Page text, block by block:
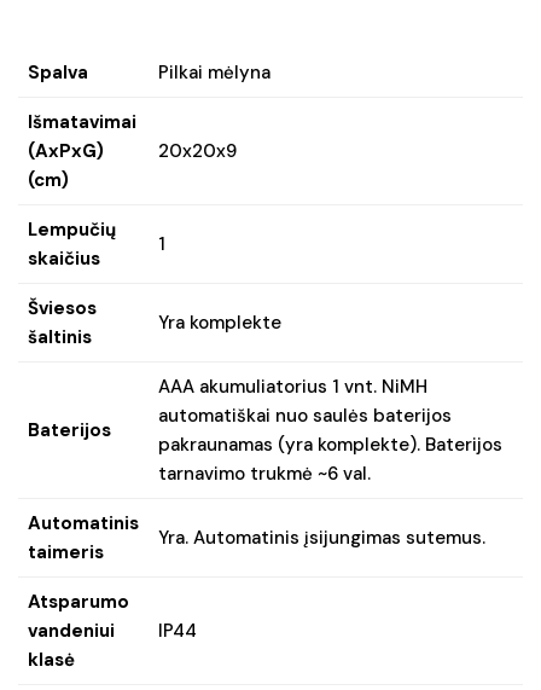
Spalva Pilkai mėlyna
Išmatavimai
(AxPxG)
(cm)
20x20x9
Lempučių
skaičius
1
Šviesos
šaltinis
Yra komplekte
Baterijos
AAA akumuliatorius 1 vnt. NiMH
automatiškai nuo saulės baterijos
pakraunamas (yra komplekte). Baterijos
tarnavimo trukmė ~6 val.
Automatinis
taimeris
Yra. Automatinis įsijungimas sutemus.
Atsparumo
vandeniui
klasė
IP44